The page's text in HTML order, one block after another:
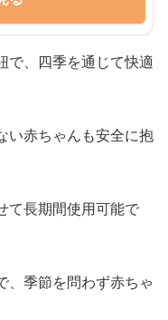
で、四季を通じて快適
い赤ちゃんも安全に抱
て長期間使用可能で
、季節を問わず赤ちゃ